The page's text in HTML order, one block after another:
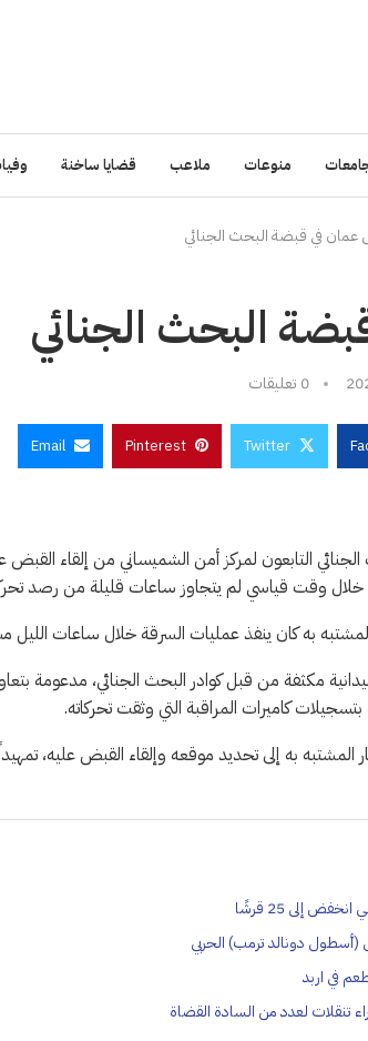
منوعات ملاعب قضايا ساخنة
في قبضة البحث الجنائي
البحث الجنائي
0 تعليقات
Twitter
Pinterest
Email
الجنائي التابعون لمركز أمن الشميساني من إلقاء
خلال وقت قياسي لم يتجاوز ساعات قليلة من رصد
به كان ينفذ عمليات السرقة خلال ساعات
مكثفة من قبل كوادر البحث الجنائي، مدعومة
كاميرات المراقبة التي وثقت تحركاته.
به إلى تحديد موقعه وإلقاء القبض عليه، تمهيداً
إلى 25 قرشًا
في اربد
تنقلات لعدد من السادة القضاة